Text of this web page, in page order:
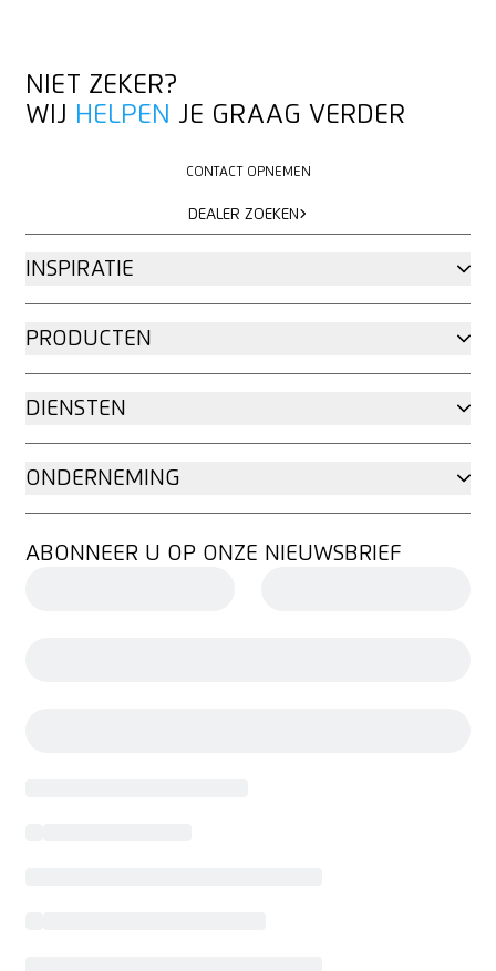
NIET ZEKER?
WIJ HELPEN JE GRAAG VERDER
CONTACT OPNEMEN
DEALER ZOEKEN
INSPIRATIE
PRODUCTEN
DIENSTEN
ONDERNEMING
ABONNEER U OP ONZE NIEUWSBRIEF